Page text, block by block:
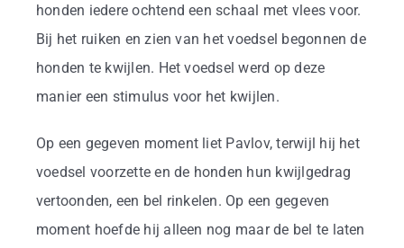
honden iedere ochtend een schaal met vlees voor.
Bij het ruiken en zien van het voedsel begonnen de
honden te kwijlen. Het voedsel werd op deze
manier een stimulus voor het kwijlen.
Op een gegeven moment liet Pavlov, terwijl hij het
voedsel voorzette en de honden hun kwijlgedrag
vertoonden, een bel rinkelen. Op een gegeven
moment hoefde hij alleen nog maar de bel te laten